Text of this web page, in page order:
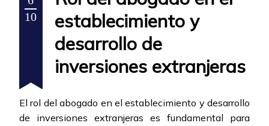
10
establecimiento y
desarrollo de
inversiones extranjeras
El rol del abogado en el establecimiento y desarrollo
de inversiones extranjeras es fundamental para